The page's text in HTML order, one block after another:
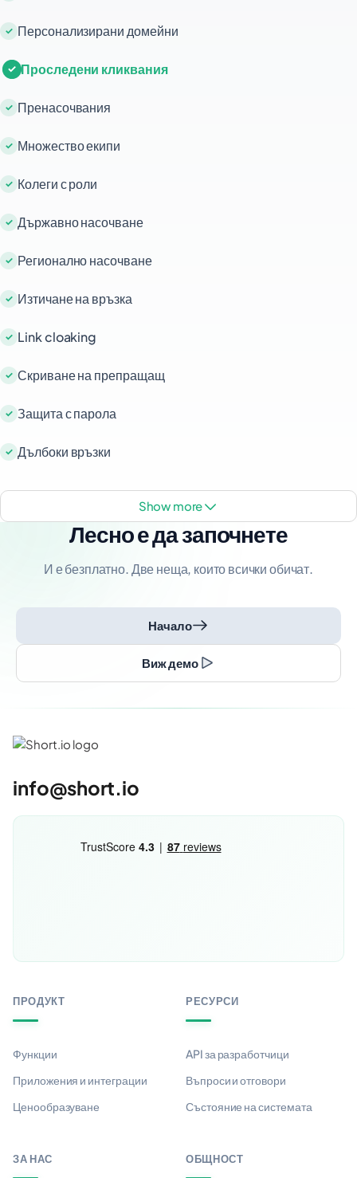
Персонализирани домейни
Проследени кликвания
Пренасочвания
Множество екипи
Колеги с роли
Държавно насочване
Регионално насочване
Изтичане на връзка
Link cloaking
Скриване на препращащ
Защита с парола
Дълбоки връзки
show more
Лесно е да започнете
И е безплатно. Две неща, които всички обичат.
Начало
Виж демо
info@short.io
ПРОДУКТ
Функции
Приложения и интеграции
Ценообразуване
РЕСУРСИ
API за разработчици
Въпроси и отговори
Състояние на системата
ЗА НАС ОБЩНОСТ